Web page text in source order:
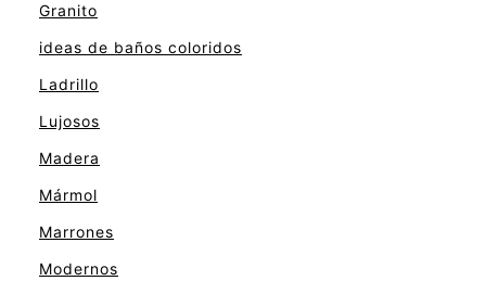
Granito
ideas de baños coloridos
Ladrillo
Lujosos
Madera
Mármol
Marrones
Modernos